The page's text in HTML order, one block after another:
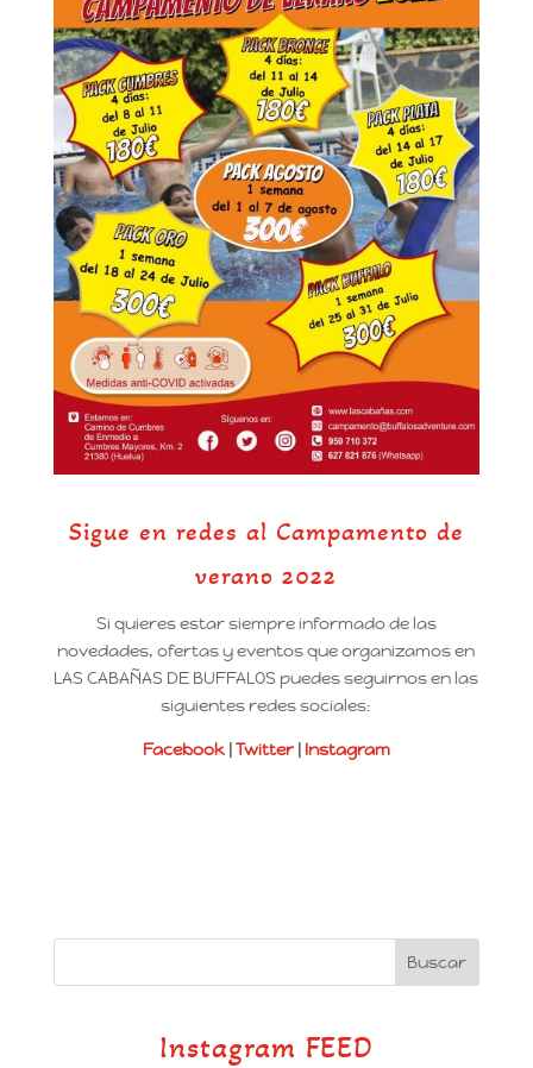
Sigue en redes al Campamento de
verano 2022
Si quieres estar siempre informado de las
novedades, ofertas y eventos que organizamos en
LAS CABAÑAS DE BUFFALOS puedes seguirnos en las
siguientes redes sociales:
Facebook| Twitter| Instagram
Instagram FEED